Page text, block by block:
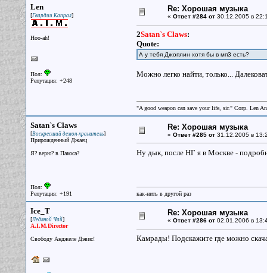
Len
[Гвардии Капрал]
Hoo-ah!
Пол:
Репутация: +248
Re: Хорошая музыка
« Ответ #284 от30.12.2005 в
2Satan`s Claws:
Quote:
А у тебя Джоплин хотя бы в мп3 есть?
Можно легко найти, только...
"A good weapon can save your life, sir." Corp. Len
Satan`s Claws
[Воскресший демон-хранитель]
Прирожденный Джаец
Я? верю? в Пакоса?
Пол:
Репутация: +191
Re: Хорошая музыка
« Ответ #285 от31.12.2005 в
Ну дык, после НГ я в Москве -
как-нить в другой раз
Ice_T
[Ледяной Чай]
A.I.M.Director
Свободу Анджеле Дэвис!
Re: Хорошая музыка
« Ответ #286 от02.01.2006 в
Камрады! Подскажите где можно